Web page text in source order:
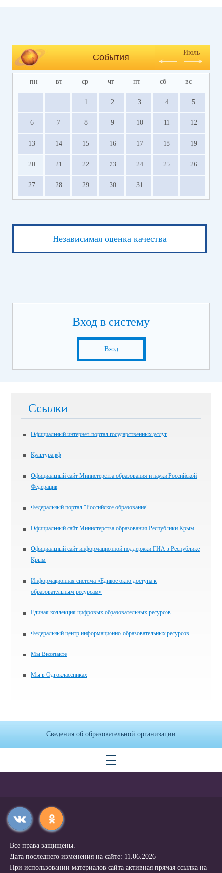
События
Июль
пн вт ср чт пт сб вс
1 2 3 4 5
6 7 8 9 10 11 12
13 14 15 16 17 18 19
20 21 22 23 24 25 26
27 28 29 30 31
Независимая оценка качества
Вход в систему
Вход
Ссылки
Официальный интернет-портал государственных услуг
Культура.рф
Официальный сайт Министерства образования и науки Российской
Федерации
Федеральный портал "Российское образование"
Официальный сайт Министерства образования Республики Крым
Официальный сайт информационной поддержки ГИА в Республике
Крым
Информационная система «Единое окно доступа к
образовательным ресурсам»
Единая коллекция цифровых образовательных ресурсов
Федеральный центр информационно-образовательных ресурсов
Мы Вконтакте
Мы в Одноклассниках
Сведения об образовательной организации
Все права защищены.
Дата последнего изменения на сайте: 11.06.2026
При использовании материалов сайта активная прямая ссылка на